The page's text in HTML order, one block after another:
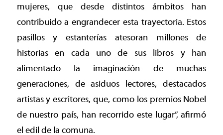
mujeres, que desde distintos ámbitos han
contribuido a engrandecer esta trayectoria. Estos
pasillos y estanterías atesoran millones de
historias en cada uno de sus libros y han
alimentado la imaginación de muchas
generaciones, de asiduos lectores, destacados
artistas y escritores, que, como los premios Nobel
de nuestro país, han recorrido este lugar”, afirmó
el edil de la comuna.